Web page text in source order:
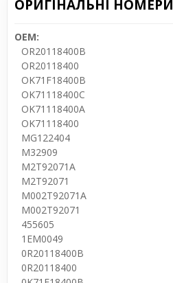
ОРИГІНАЛЬНІ НОМЕРИ
OEM:
OR20118400B
OR20118400
OK71F18400B
OK71118400C
OK71118400A
OK71118400
MG122404
M32909
M2T92071A
M2T92071
M002T92071A
M002T92071
455605
1EM0049
0R20118400B
0R20118400